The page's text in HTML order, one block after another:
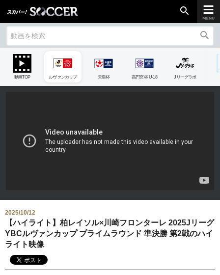
ご加入はこちら
UEFAカンファレンスリーグ
生中継／
おすすめ番組
Jリーグラボ
search
search
動画TOP ルヴァンカップ 天皇杯 高円宮杯 U-18 Jリーグラボ
2025/10/12
【ハイライト】柏レイソル×川崎フロンターレ 2025Jリーグ
YBCルヴァンカップ プライムラウンド 準決勝 第2戦のハイ
ライト映像